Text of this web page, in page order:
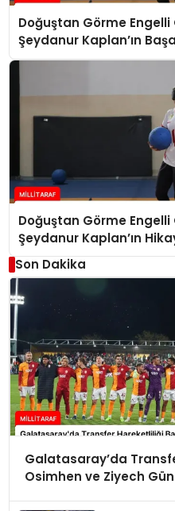
Doğuştan Görme
Şeydanur Kaplan’ın
Doğuştan Görme
Şeydanur Kaplan’ın
Son Dakika
Galatasaray’da
Osimhen ve Ziyech